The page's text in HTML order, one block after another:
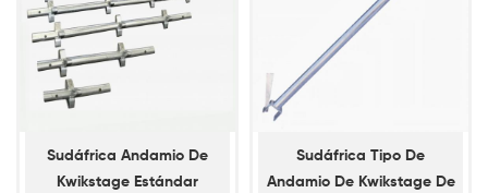
Sudáfrica Andamio De
Kwikstage Estándar
Sudáfrica Tipo De
Andamio De Kwikstage De